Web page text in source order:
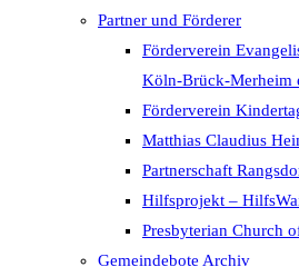
Partner und Förderer
Förderverein
Köln-Brück-Merheim
Förderverein
Matthias Claudius
Partnerschaft
Hilfsprojekt –
Presbyterian Church
Gemeindebote Archiv